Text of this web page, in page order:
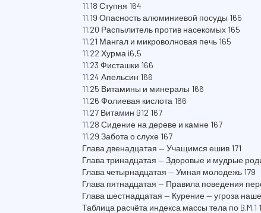
11.18 Ступня 164
11.19 Опасность алюминиевой посуды 165
11.20 Распылитель против насекомых 165
11.21 Мангал и микроволновая печь 165
11.22 Хурма i6,5
11.23 Фисташки 166
11.24 Апельсин 166
11.25 Витамины и минералы 166
11.26 Фолиевая кислота 166
11.27 Витамин B12 167
11.28 Сидение на дереве и камне 167
11.29 Забота о слухе 167
Глава двенадцатая — Учащимся ешив 171
Глава тринадцатая — Здоровые и мудрые
Глава четырнадцатая — Умная молодежь 179
Глава пятнадцатая — Правила поведения
Глава шестнадцатая — Курение — угроза
Таблица расчёта индекса массы тела по B.M.1